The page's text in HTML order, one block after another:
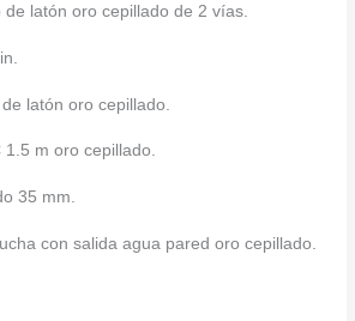
latón oro cepillado de 2 vías.
latón oro cepillado.
1.5 m oro cepillado.
35 mm.
con salida agua pared oro cepillado.